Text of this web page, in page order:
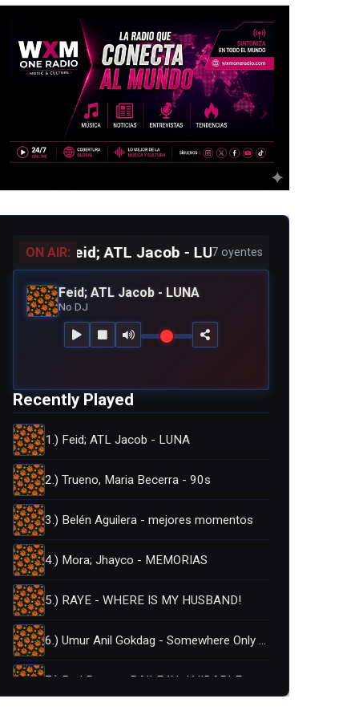
ON AIR:Feid; ATL Jacob - LUNA7 oyentes
Feid; ATL Jacob - LUNA
No DJ
Recently Played
1.) Feid; ATL Jacob - LUNA
2.) Trueno, Maria Becerra - 90s
3.) Belén Aguilera - mejores momentos
4.) Mora; Jhayco - MEMORIAS
5.) RAYE - WHERE IS MY HUSBAND!
6.) Umur Anil Gokdag - Somewhere Only We Know
7.) Bad Bunny - BAILE INoLVIDABLE